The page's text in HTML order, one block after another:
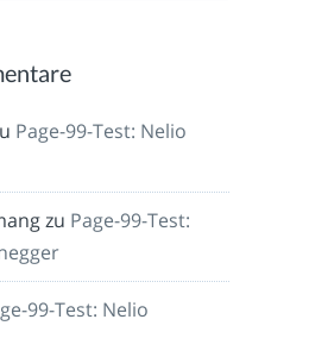
Page-99-Test: Nelio
zu Page-99-Test:
99-Test: Nelio